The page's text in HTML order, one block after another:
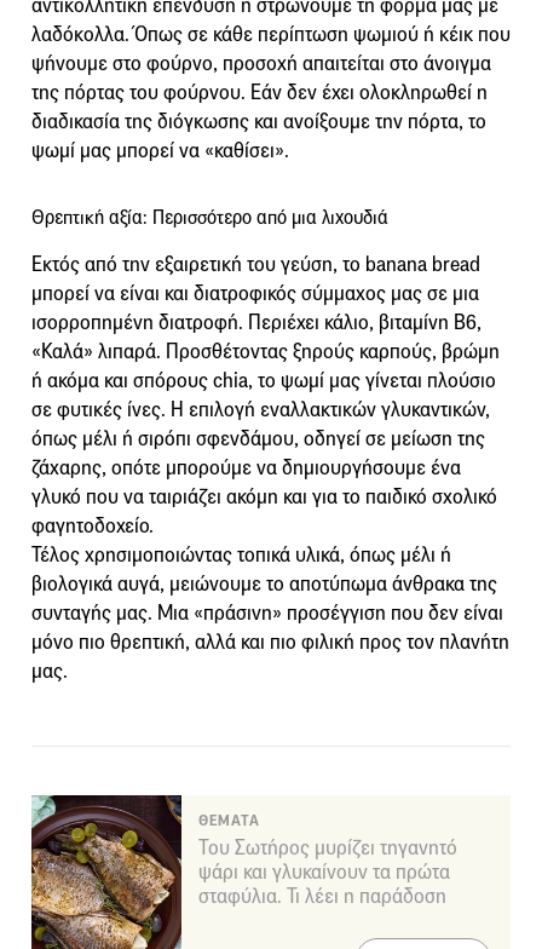
λαδόκολλα. Όπως σε κάθε περίπτωση ψωμιού ή κέικ που
ψήνουμε στο φούρνο, προσοχή απαιτείται στο άνοιγμα
της πόρτας του φούρνου. Εάν δεν έχει ολοκληρωθεί η
διαδικασία της διόγκωσης και ανοίξουμε την πόρτα, το
ψωμί μας μπορεί να «καθίσει».
Θρεπτική αξία: Περισσότερο από μια λιχουδιά
Εκτός από την εξαιρετική του γεύση, το banana bread
μπορεί να είναι και διατροφικός σύμμαχος μας σε μια
ισορροπημένη διατροφή. Περιέχει κάλιο, βιταμίνη Β6,
«Καλά» λιπαρά. Προσθέτοντας ξηρούς καρπούς, βρώμη
ή ακόμα και σπόρους chia, το ψωμί μας γίνεται πλούσιο
σε φυτικές ίνες. Η επιλογή εναλλακτικών γλυκαντικών,
όπως μέλι ή σιρόπι σφενδάμου, οδηγεί σε μείωση της
ζάχαρης, οπότε μπορούμε να δημιουργήσουμε ένα
γλυκό που να ταιριάζει ακόμη και για το παιδικό σχολικό
φαγητοδοχείο.
Τέλος χρησιμοποιώντας τοπικά υλικά, όπως μέλι ή
βιολογικά αυγά, μειώνουμε το αποτύπωμα άνθρακα της
συνταγής μας. Μια «πράσινη» προσέγγιση που δεν είναι
μόνο πιο θρεπτική, αλλά και πιο φιλική προς τον πλανήτη
μας.
ΘΕΜΑΤΑ
Του Σωτήρος μυρίζει τηγανητό
ψάρι και γλυκαίνουν τα πρώτα
σταφύλια. Τι λέει η παράδοση